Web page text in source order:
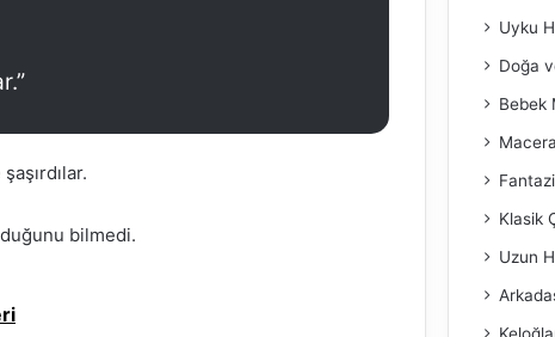
bilmedi.
Uyku
Doğa
Bebek
Klasik
Uzun